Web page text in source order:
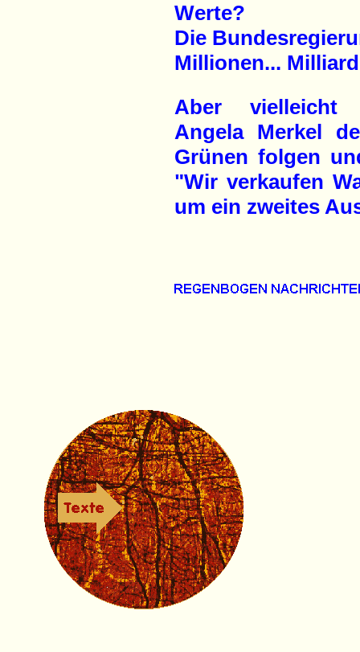
Werte?
Die
Millionen...
Aber vielleicht
Angela Merkel
Grünen folgen
"Wir verkaufen
um ein zweites